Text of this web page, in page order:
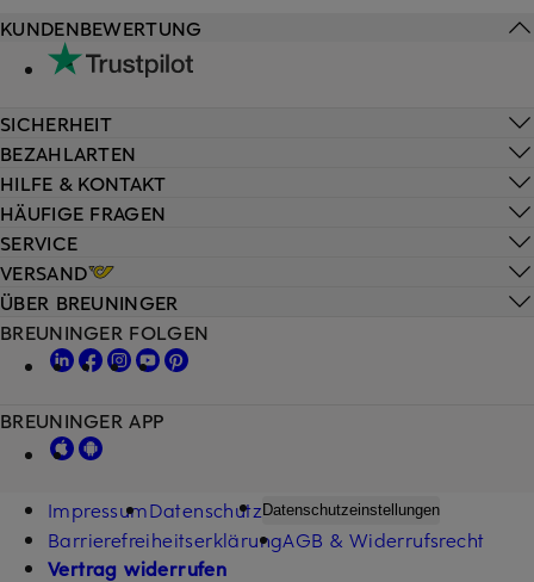
HILFE & KONTAKT
HÄUFIGE FRAGEN
SERVICE
VERSAND
KUNDENBEWERTUNG
SICHERHEIT
BEZAHLARTEN
ÜBER BREUNINGER
BREUNINGER FOLGEN
BREUNINGER APP
ImpressumDatenschutz Datenschutzeinstellungen
BarrierefreiheitserklärungAGB & Widerrufsrecht
Vertrag widerrufen